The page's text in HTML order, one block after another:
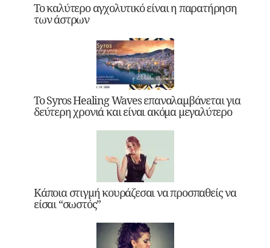
Το καλύτερο αγχολυτικό είναι η παρατήρηση
των άστρων
Το Syros Healing Waves επαναλαμβάνεται για
δεύτερη χρονιά και είναι ακόμα μεγαλύτερο
Κάποια στιγμή κουράζεσαι να προσπαθείς να
είσαι “σωστός”